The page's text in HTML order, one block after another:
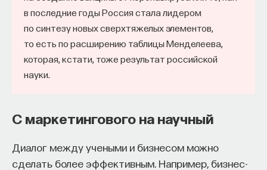
в последние годы Россия стала лидером
по синтезу новых сверхтяжелых элементов,
то есть по расширению таблицы Менделеева,
которая, кстати, тоже результат российской
науки.
С маркетингового на научный
Диалог между учеными и бизнесом можно
сделать более эффективным. Например, бизнес-